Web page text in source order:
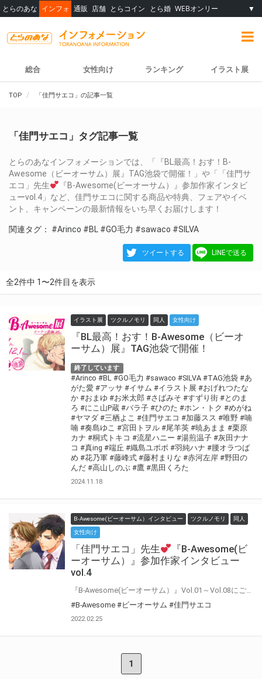
とらのあな インフォ 通販 店舗 とらコイン とら婚 WEBオンリー ▼
総合 女性向け ランキング イラスト展
TOP 「佳門サエコ」の記事一覧
「佳門サエコ」タグ記事一覧
とらのあなインフォメーションでは、「『BL最高！おす！B-
Awesome（ビーオーサム）展』TAG池袋で開催！」や「「佳門サ
エコ」先生
『B-Awesome(ビーオーサム）』参加作家インタビ
ューvol.4」など、佳門サエコに関する商品や特典、フェアやイベ
ント、キャンペーンの最新情報をいち早くお届けします！
関連タグ： #Arinco #BL #GO毛力 #sawaco #SILVA
ツイートする LINEで送る
全2件中 1〜2件目を表示
イラスト展 ツクルノモリ 同人 女性向け
『BL最高！おす！B-Awesome（ビーオ
ーサム）展』TAG池袋で開催！
終了しています
#Arinco #BL #GO毛力 #sawaco #SILVA #TAG池袋 #あ
がた愛 #アッサ #イサム #イラスト展 #おげれつたな
か #おまゆ #お米太郎 #さばみそ #すずり街 #とのま
ろ #にこ山P蔵 #バラ子 #ひのた #ホン・トク #めがね
#ヤマダ #三栖よこ #佳門サエコ #加藤スス #唯野 #喃
喃 #奏島ゆこ #宮田トヲル #尾羊英 #暁あまま #栗原
カナ #桐式トキコ #流星ハニー #湯煎温子 #灰田ナナ
コ #真ing #端丘 #織島ユポポ #羽純ハナ #腰オラつば
め #花乃軍 #藤峰式 #藤村まりな #赤河左岸 #野田の
んだ #高山しのぶ #鷹 #黒田くろた
2024.11.18
B-Awesome(ビーオーサム）インタビュー ツクルノモリ 同人
女性向け
「佳門サエコ」先生
『B-Awesome(ビ
ーオーサム）』参加作家インタビュー
vol.4
#B-Awesome #ビーオーサム #佳門サエコ
2022.02.25
1